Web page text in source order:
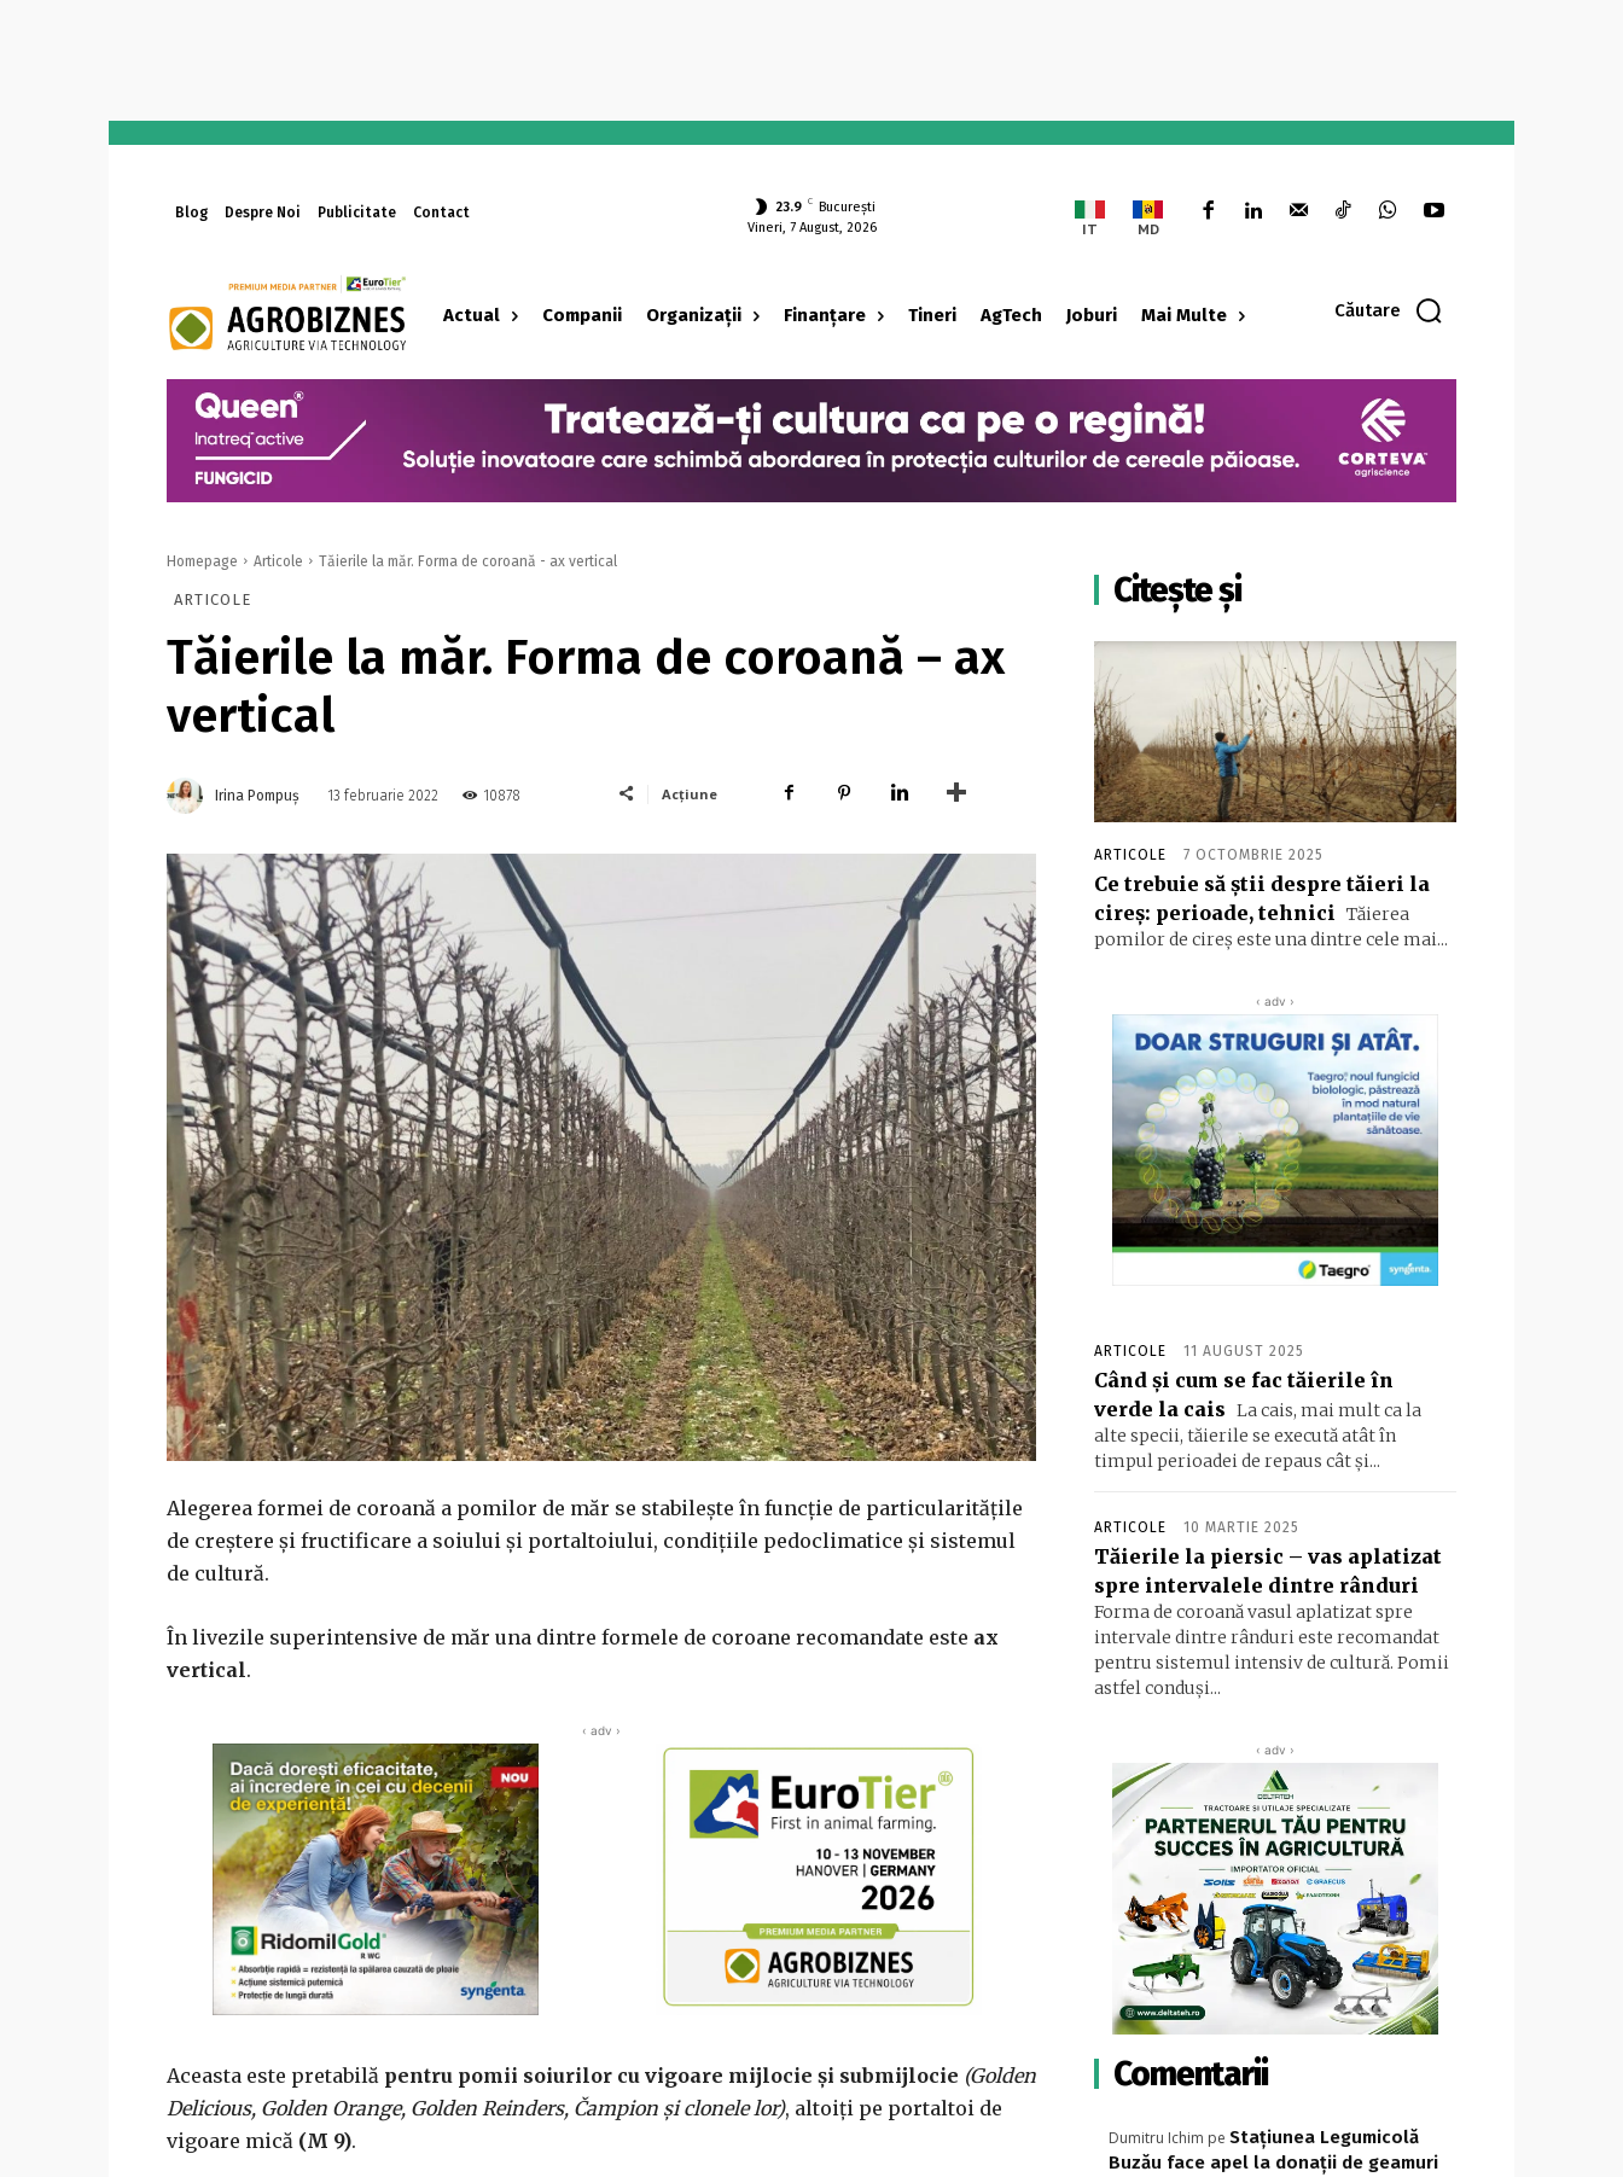
Blog Despre Noi Publicitate Contact 23.9 C
București
Vineri, 7 August, 2026
IT MD
Actual Companii Organizații Finanțare Tineri AgTech Joburi Mai Multe Căutare
-
Homepage Articole Tăierile la măr. Forma de coroană - ax vertical
ARTICOLE
Tăierile la măr. Forma de coroană – ax
vertical
Irina Pompuș 13 februarie 2022 10878 Acțiune
Alegerea formei de coroană a pomilor de măr se stabilește în funcție de particularitățile
de creștere și fructificare a soiului și portaltoiului, condițiile pedoclimatice și sistemul
de cultură.
În livezile superintensive de măr una dintre formele de coroane recomandate este ax
vertical.
‹ adv ›
Aceasta este pretabilă pentru pomii soiurilor cu vigoare mijlocie și submijlocie (Golden
Delicious, Golden Orange, Golden Reinders, Čampion şi clonele lor), altoiți pe portaltoi de
vigoare mică (M 9).
Citește și
ARTICOLE 7 OCTOMBRIE 2025
Ce trebuie să știi despre tăieri la
cireș: perioade, tehnici
Tăierea
pomilor de cireș este una dintre cele mai...
‹ adv ›
ARTICOLE 11 AUGUST 2025
Când și cum se fac tăierile în
verde la cais La cais, mai mult ca la
alte specii, tăierile se execută atât în
timpul perioadei de repaus cât și...
ARTICOLE 10 MARTIE 2025
Tăierile la piersic – vas aplatizat
spre intervalele dintre rânduri
Forma de coroană vasul aplatizat spre
intervale dintre rânduri este recomandat
pentru sistemul intensiv de cultură. Pomii
astfel conduși...
‹ adv ›
Comentarii
Dumitru Ichim pe Stațiunea Legumicolă
Buzău face apel la donații de geamuri